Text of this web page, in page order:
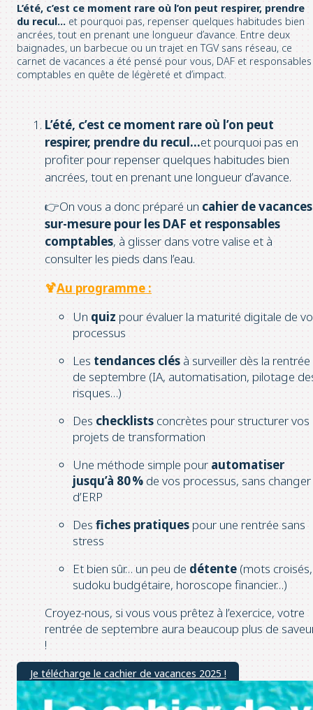
L’été, c’est ce moment rare où l’on peut respirer, prendre
du recul… et pourquoi pas, repenser quelques habitudes bien
ancrées, tout en prenant une longueur d’avance. Entre deux
baignades, un barbecue ou un trajet en TGV sans réseau, ce
carnet de vacances a été pensé pour vous, DAF et responsables
comptables en quête de légèreté et d’impact.
L’été, c’est ce moment rare où l’on peut
respirer, prendre du recul…et pourquoi pas en
profiter pour repenser quelques habitudes bien
ancrées, tout en prenant une longueur d’avance.
👉On vous a donc préparé un cahier de vacances
sur-mesure pour les DAF et responsables
comptables, à glisser dans votre valise et à
consulter les pieds dans l’eau.
🍹Au programme :
Un quiz pour évaluer la maturité digitale de
processus
Les tendances clés à surveiller dès la rentrée
de septembre (IA, automatisation, pilotage
risques…)
Des checklists concrètes pour structurer vos
projets de transformation
Une méthode simple pour automatiser
jusqu’à 80 % de vos processus, sans changer
d’ERP
Des fiches pratiques pour une rentrée sans
stress
Et bien sûr… un peu de détente (mots croisés,
sudoku budgétaire, horoscope financier…)
Croyez-nous, si vous vous prêtez à l’exercice, votre
rentrée de septembre aura beaucoup plus de
!
Je télécharge le cachier de vacances 2025 !